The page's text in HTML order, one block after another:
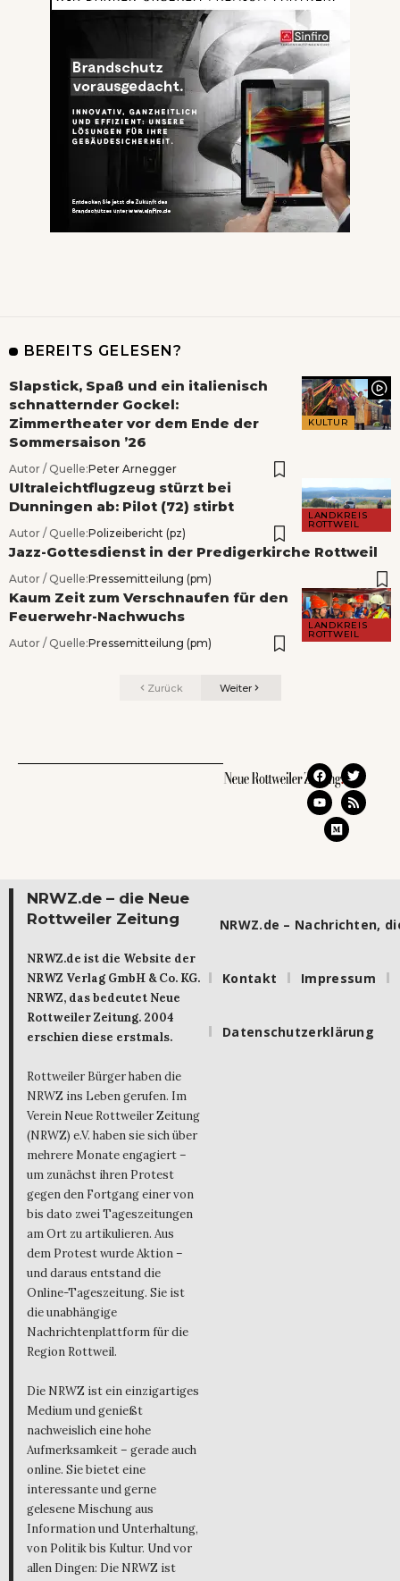
BEREITS GELESEN?
KULTUR
Slapstick, Spaß und ein italienisch
schnatternder Gockel:
Zimmertheater vor dem Ende der
Sommersaison ’26
Autor / Quelle:Peter Arnegger
LANDKREIS
ROTTWEIL
Ultraleichtflugzeug stürzt bei
Dunningen ab: Pilot (72) stirbt
Autor / Quelle:Polizeibericht (pz)
Jazz-Gottesdienst in der Predigerkirche Rottweil
Autor / Quelle:Pressemitteilung (pm)
LANDKREIS
ROTTWEIL
Kaum Zeit zum Verschnaufen für den
Feuerwehr-Nachwuchs
Autor / Quelle:Pressemitteilung (pm)
Zurück Weiter
NRWZ.de – die Neue
Rottweiler Zeitung
NRWZ.de ist die Website der
NRWZ Verlag GmbH & Co. KG.
NRWZ, das bedeutet Neue
Rottweiler Zeitung. 2004
erschien diese erstmals.
Rottweiler Bürger haben die
NRWZ ins Leben gerufen. Im
Verein Neue Rottweiler Zeitung
(NRWZ) e.V. haben sie sich über
mehrere Monate engagiert –
um zunächst ihren Protest
gegen den Fortgang einer von
bis dato zwei Tageszeitungen
am Ort zu artikulieren. Aus
dem Protest wurde Aktion –
und daraus entstand die
Online-Tageszeitung. Sie ist
die unabhängige
Nachrichtenplattform für die
Region Rottweil.
Die NRWZ ist ein einzigartiges
Medium und genießt
nachweislich eine hohe
Aufmerksamkeit – gerade auch
online. Sie bietet eine
interessante und gerne
gelesene Mischung aus
Information und Unterhaltung,
von Politik bis Kultur. Und vor
allen Dingen: Die NRWZ ist
NRWZ.de – Nachrichten,
Kontakt Impressum
Datenschutzerklärung